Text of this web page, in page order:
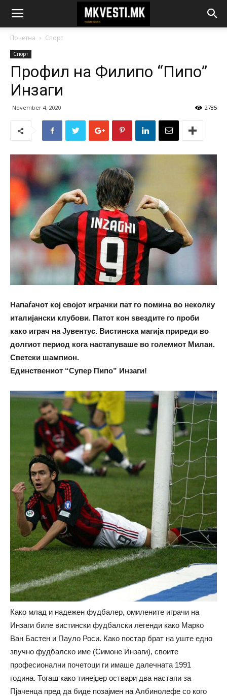
Почетна Спорт
Спорт
Профил на Филипо “Пипо”
Инзаги
November 4, 2020 2785
Напаѓачот кој својот играчки пат го помина во неколку
италијански клубови. Патот кон ѕвездите го проби
како играч на Јувентус. Вистинска магија приреди во
долгиот период кога настапуваше во големиот Милан.
Светски шампион.
Единствениот “Супер Пипо” Инзаги!
Како млад и надежен фудбалер, омилените играчи на
Инзаги биле вистински фудбалски легенди како Марко
Ван Бастен и Пауло Роси. Како постар брат на уште едно
звучно фудбалско име (Симоне Инзаги), своите
професионални почетоци ги имаше далечната 1991
година. Тогаш како тинејџер оствари два настапи за
Пјаченца пред да биде позајмен на Албинолефе со кого